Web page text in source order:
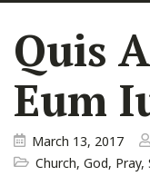
Quis
Eum
March 13, 2017
Church, God, Pray,